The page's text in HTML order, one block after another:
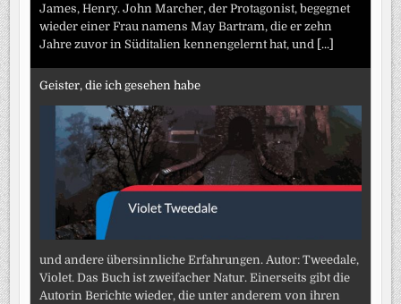
James, Henry. John Marcher, der Protagonist, begegnet
wieder einer Frau namens May Bartram, die er zehn
Jahre zuvor in Süditalien kennengelernt hat, und [...]
Geister, die ich gesehen habe
und andere übersinnliche Erfahrungen. Autor: Tweedale,
Violet. Das Buch ist zweifacher Natur. Einerseits gibt die
Autorin Berichte wieder, die unter anderem von ihren